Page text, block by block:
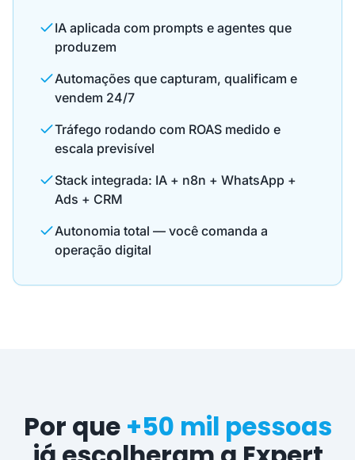
IA aplicada com prompts e agentes que
produzem
Automações que capturam, qualificam e
vendem 24/7
Tráfego rodando com ROAS medido e
escala previsível
Stack integrada: IA + n8n + WhatsApp +
Ads + CRM
Autonomia total — você comanda a
operação digital
Por que +50 mil pessoas